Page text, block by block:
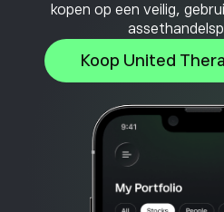
kopen op een veilig,
Koop United